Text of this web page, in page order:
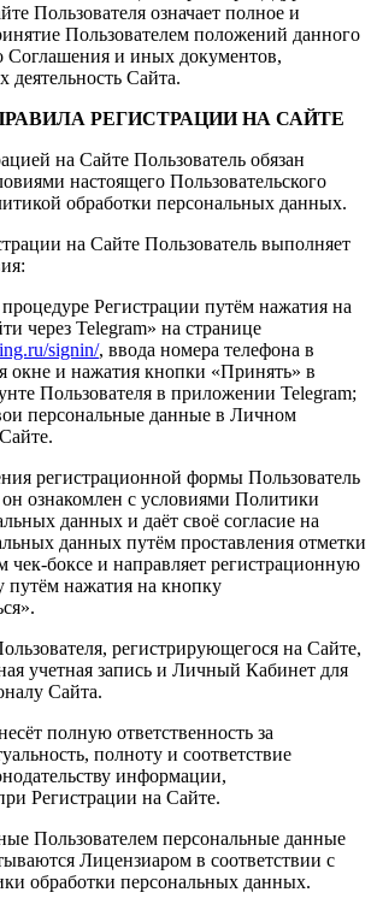
Пользователя означает полное и
Пользователем положений данного
Соглашения и иных документов,
Сайта.
РЕГИСТРАЦИИ НА САЙТЕ
на Сайте Пользователь обязан
настоящего Пользовательского
обработки персональных данных.
на Сайте Пользователь выполняет
Регистрации путём нажатия на
через Telegram» на странице
signin/, ввода номера телефона в
окне и нажатия кнопки «Принять» в
Пользователя в приложении Telegram;
персональные данные в Личном
регистрационной формы Пользователь
он ознакомлен с условиями Политики
данных и даёт своё согласие на
данных путём проставления отметки
чек-боксе и направляет регистрационную
нажатия на кнопку
регистрирующегося на Сайте,
учетная запись и Личный Кабинет для
Сайта.
полную ответственность за
полноту и соответствие
информации,
Регистрации на Сайте.
Пользователем персональные данные
Лицензиаром в соответствии с
обработки персональных данных.